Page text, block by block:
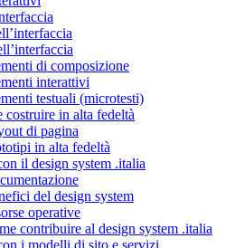
di composizione
interattivi
testuali (microtesti)
costruire in alta fedeltà
di pagina
in alta fedeltà
il design system .italia
del design system
operative
contribuire al design system .italia
i modelli di sito e servizi